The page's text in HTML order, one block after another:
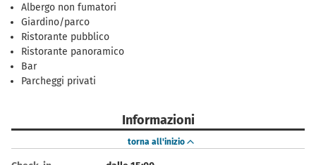
Albergo non fumatori
Giardino/parco
Ristorante pubblico
Ristorante panoramico
Bar
Parcheggi privati
Informazioni
torna all'inizio